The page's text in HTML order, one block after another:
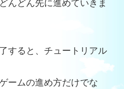
んどん先に進めていきま
すると、チュートリアル
ームの進め方だけでな